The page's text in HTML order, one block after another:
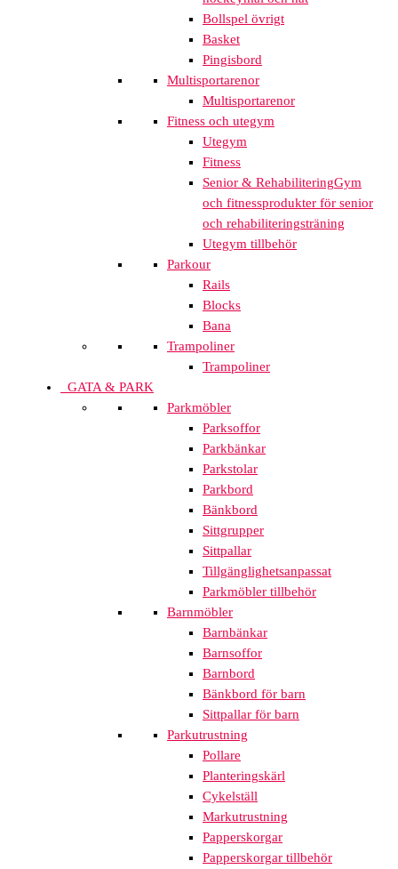
Bollspel övrigt
Basket
Pingisbord
Multisportarenor
Multisportarenor
Fitness och utegym
Utegym
Fitness
Senior & RehabiliteringGym
och fitnessprodukter för senior
och rehabiliteringsträning
Utegym tillbehör
Parkour
Rails
Blocks
Bana
Trampoliner
Trampoliner
GATA & PARK
Parkmöbler
Parksoffor
Parkbänkar
Parkstolar
Parkbord
Bänkbord
Sittgrupper
Sittpallar
Tillgänglighetsanpassat
Parkmöbler tillbehör
Barnmöbler
Barnbänkar
Barnsoffor
Barnbord
Bänkbord för barn
Sittpallar för barn
Parkutrustning
Pollare
Planteringskärl
Cykelställ
Markutrustning
Papperskorgar
Papperskorgar tillbehör